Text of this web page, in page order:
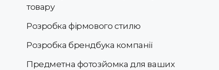
товару
Розробка фірмового стилю
Розробка брендбука компанії
Предметна фотозйомка для ваших